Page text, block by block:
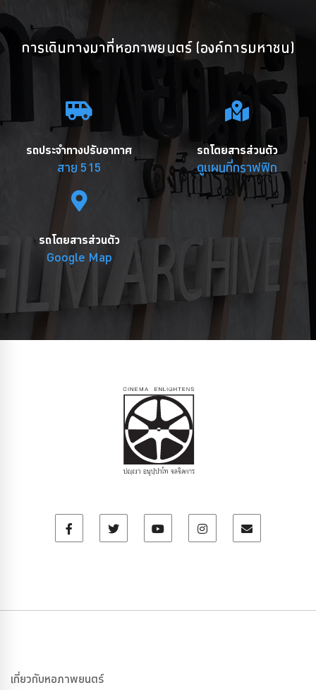
การเดินทางมาที่หอภาพยนตร์ (องค์การมหาชน)
รถประจำทางปรับอากาศ
สาย 515
รถโดยสารส่วนตัว
ดูแผนที่กราฟฟิก
รถโดยสารส่วนตัว
Google Map
เกี่ยวกับหอภาพยนตร์